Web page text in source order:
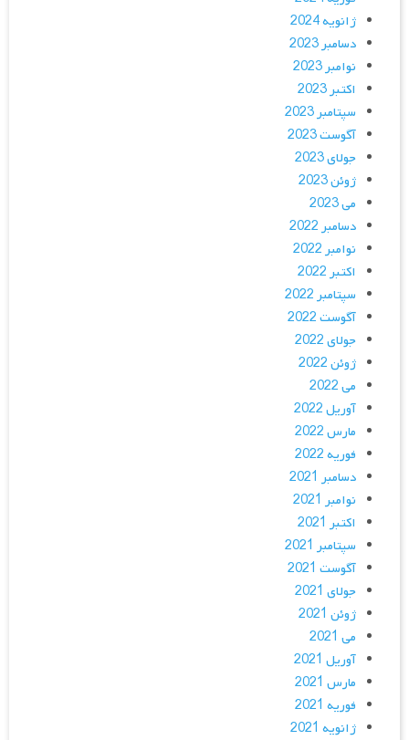
ژانویه 2024
دسامبر 2023
نوامبر 2023
اکتبر 2023
سپتامبر 2023
آگوست 2023
جولای 2023
ژوئن 2023
می 2023
دسامبر 2022
نوامبر 2022
اکتبر 2022
سپتامبر 2022
آگوست 2022
جولای 2022
ژوئن 2022
می 2022
آوریل 2022
مارس 2022
فوریه 2022
دسامبر 2021
نوامبر 2021
اکتبر 2021
سپتامبر 2021
آگوست 2021
جولای 2021
ژوئن 2021
می 2021
آوریل 2021
مارس 2021
فوریه 2021
ژانویه 2021